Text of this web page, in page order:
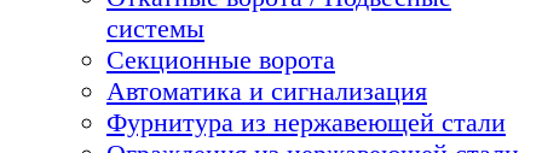
системы
Секционные ворота
Автоматика и сигнализация
Фурнитура из нержавеющей стали